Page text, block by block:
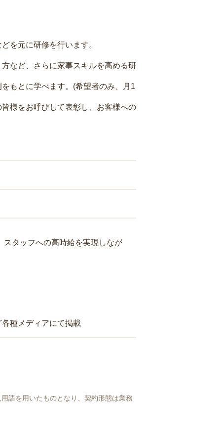
を元に研修を行います。
など、さらに家事スキルを高める研
もとに学べます。(希望者のみ、月1
様をお呼びして表彰し、お客様への
タッフへの高時給を実現しなが
種メディアにて掲載
語を用いたものとなり、契約形態は業務